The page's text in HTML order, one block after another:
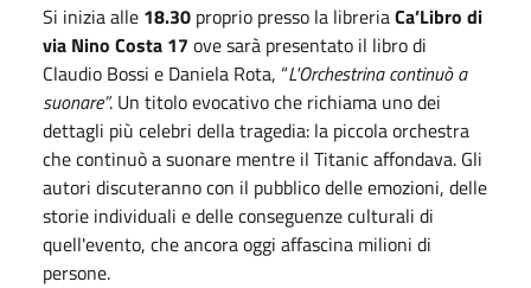
Si inizia alle 18.30 proprio presso la libreriaCa’Libro di
via Nino Costa 17 ove sarà presentato il libro di
Claudio Bossi e Daniela Rota, “L'Orchestrina continuò a
suonare”. Un titolo evocativo che richiama uno dei
dettagli più celebri della tragedia: la piccola orchestra
che continuò a suonare mentre il Titanic affondava. Gli
autori discuteranno con il pubblico delle emozioni, delle
storie individuali e delle conseguenze culturali di
quell'evento, che ancora oggi affascina milioni di
persone.